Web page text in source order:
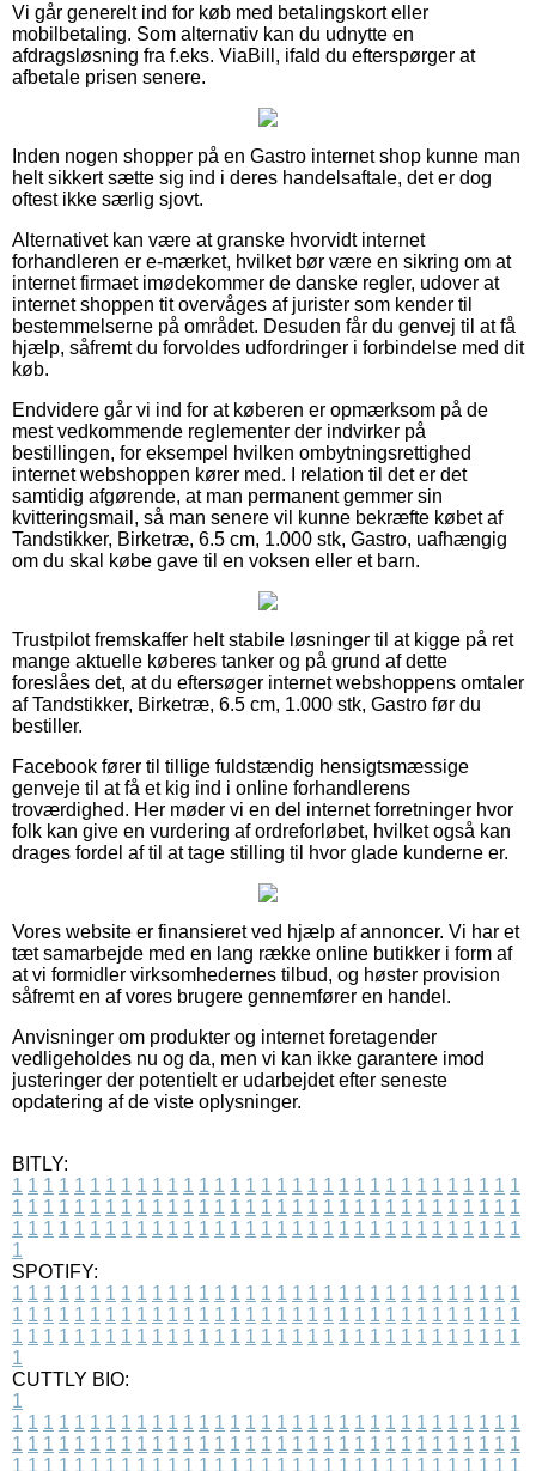
Vi går generelt ind for køb med betalingskort eller
mobilbetaling. Som alternativ kan du udnytte en
afdragsløsning fra f.eks. ViaBill, ifald du efterspørger at
afbetale prisen senere.
Inden nogen shopper på en Gastro internet shop kunne man
helt sikkert sætte sig ind i deres handelsaftale, det er dog
oftest ikke særlig sjovt.
Alternativet kan være at granske hvorvidt internet
forhandleren er e-mærket, hvilket bør være en sikring om at
internet firmaet imødekommer de danske regler, udover at
internet shoppen tit overvåges af jurister som kender til
bestemmelserne på området. Desuden får du genvej til at få
hjælp, såfremt du forvoldes udfordringer i forbindelse med dit
køb.
Endvidere går vi ind for at køberen er opmærksom på de
mest vedkommende reglementer der indvirker på
bestillingen, for eksempel hvilken ombytningsrettighed
internet webshoppen kører med. I relation til det er det
samtidig afgørende, at man permanent gemmer sin
kvitteringsmail, så man senere vil kunne bekræfte købet af
Tandstikker, Birketræ, 6.5 cm, 1.000 stk, Gastro, uafhængig
om du skal købe gave til en voksen eller et barn.
Trustpilot fremskaffer helt stabile løsninger til at kigge på ret
mange aktuelle køberes tanker og på grund af dette
foreslåes det, at du eftersøger internet webshoppens omtaler
af Tandstikker, Birketræ, 6.5 cm, 1.000 stk, Gastro før du
bestiller.
Facebook fører til tillige fuldstændig hensigtsmæssige
genveje til at få et kig ind i online forhandlerens
troværdighed. Her møder vi en del internet forretninger hvor
folk kan give en vurdering af ordreforløbet, hvilket også kan
drages fordel af til at tage stilling til hvor glade kunderne er.
Vores website er finansieret ved hjælp af annoncer. Vi har et
tæt samarbejde med en lang række online butikker i form af
at vi formidler virksomhedernes tilbud, og høster provision
såfremt en af vores brugere gennemfører en handel.
Anvisninger om produkter og internet foretagender
vedligeholdes nu og da, men vi kan ikke garantere imod
justeringer der potentielt er udarbejdet efter seneste
opdatering af de viste oplysninger.
BITLY:
1 1 1 1 1 1 1 1 1 1 1 1 1 1 1 1 1 1 1 1 1 1 1 1 1 1 1 1 1 1 1 1 1
1 1 1 1 1 1 1 1 1 1 1 1 1 1 1 1 1 1 1 1 1 1 1 1 1 1 1 1 1 1 1 1 1
1 1 1 1 1 1 1 1 1 1 1 1 1 1 1 1 1 1 1 1 1 1 1 1 1 1 1 1 1 1 1 1 1
1
SPOTIFY:
1 1 1 1 1 1 1 1 1 1 1 1 1 1 1 1 1 1 1 1 1 1 1 1 1 1 1 1 1 1 1 1 1
1 1 1 1 1 1 1 1 1 1 1 1 1 1 1 1 1 1 1 1 1 1 1 1 1 1 1 1 1 1 1 1 1
1 1 1 1 1 1 1 1 1 1 1 1 1 1 1 1 1 1 1 1 1 1 1 1 1 1 1 1 1 1 1 1 1
1
CUTTLY BIO:
1
1 1 1 1 1 1 1 1 1 1 1 1 1 1 1 1 1 1 1 1 1 1 1 1 1 1 1 1 1 1 1 1 1
1 1 1 1 1 1 1 1 1 1 1 1 1 1 1 1 1 1 1 1 1 1 1 1 1 1 1 1 1 1 1 1 1
1 1 1 1 1 1 1 1 1 1 1 1 1 1 1 1 1 1 1 1 1 1 1 1 1 1 1 1 1 1 1 1 1